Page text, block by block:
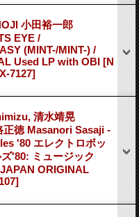
小田裕一郎
EYE /
(MINT-/MINT-) /
Used LP with OBI [N
7127]
清水靖晃
徳 Masanori Sasaji -
'80 エレクトロボッ
'80: ミュージック
ORIGINAL